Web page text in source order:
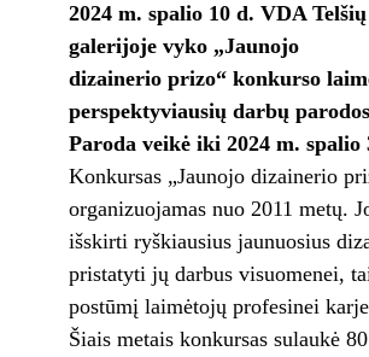
2024 m. spalio 10 d. VDA Telšių
galerijoje vyko „Jaunojo
dizainerio prizo“ konkurso
perspektyviausių darbų
Paroda veikė iki 2024 m. spalio
Konkursas „Jaunojo dizainerio
organizuojamas nuo 2011 metų.
išskirti ryškiausius jaunuosius
pristatyti jų darbus visuomenei,
postūmį laimėtojų profesinei
Šiais metais konkursas sulaukė